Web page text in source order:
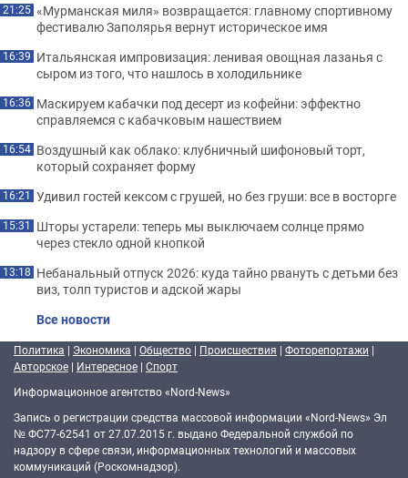
21:25 «Мурманская миля» возвращается: главному спортивному
фестивалю Заполярья вернут историческое имя
16:39 Итальянская импровизация: ленивая овощная лазанья с
сыром из того, что нашлось в холодильнике
16:36 Маскируем кабачки под десерт из кофейни: эффектно
справляемся с кабачковым нашествием
16:54 Воздушный как облако: клубничный шифоновый торт,
который сохраняет форму
16:21 Удивил гостей кексом с грушей, но без груши: все в восторге
15:31 Шторы устарели: теперь мы выключаем солнце прямо
через стекло одной кнопкой
13:18 Небанальный отпуск 2026: куда тайно рвануть с детьми без
виз, толп туристов и адской жары
Все новости
Политика | Экономика | Общество | Происшествия | Фоторепортажи |
Авторское | Интересное | Спорт
Информационное агентство «Nord-News»
Запись о регистрации средства массовой информации «Nord-News» Эл
№ ФС77-62541 от 27.07.2015 г. выдано Федеральной службой по
надзору в сфере связи, информационных технологий и массовых
коммуникаций (Роскомнадзор).